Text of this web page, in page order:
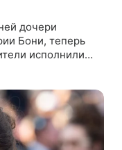
дочери
Бони, теперь
исполнили